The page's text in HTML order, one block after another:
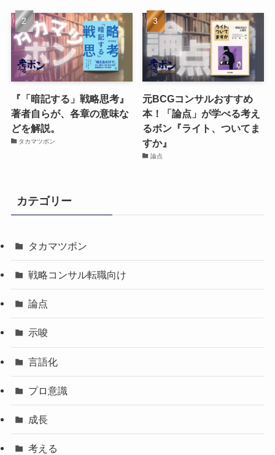
『「暗記する」戦略思考』
著者自らが、各章の意味な
どを解説。
タカマツボン
元BCGコンサルおすすめ
本！「論点」が学べる考え
るボン『ライト、ついてま
すか』
論点
カテゴリー
タカマツボン
戦略コンサル転職向け
論点
示唆
言語化
プロ意識
成長
考える